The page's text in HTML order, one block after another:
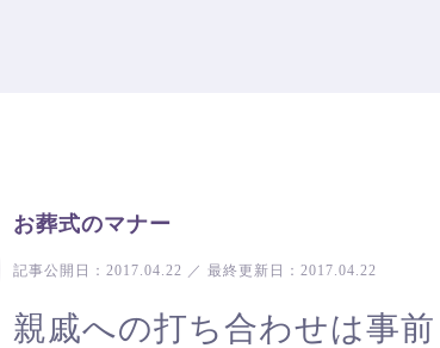
お葬式のマナー
記事公開日：2017.04.22 ／ 最終更新日：2017.04.22
親戚への打ち合わせは事前